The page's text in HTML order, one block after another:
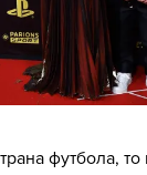
футбола,